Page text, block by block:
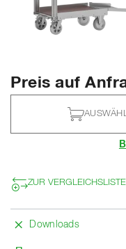
Preis auf
ZUR
Downloads